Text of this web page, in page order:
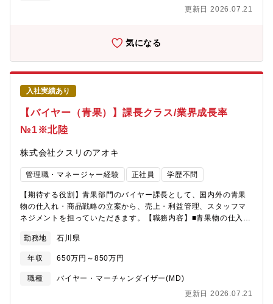
力】■事業拡大期のため様々な職務とポストがございます。■成果
がい、その両立を実現できる働き方をご用意。3つの総合職区分か
ら自分に最適な働き方を選択できます。総合職区分は毎年変更の
申請が可能なためその時々のライフスタイルに合った働き方が可
能。
更新日 2026.07.21
気になる
入社実績あり
【バイヤー（青果）】課長クラス/業界成長率
№1※北陸
株式会社クスリのアオキ
管理職・マネージャー経験 正社員 学歴不問
【期待する役割】青果部門のバイヤー課長として、国内外の青果
物の仕入れ・商品戦略の立案から、売上・利益管理、スタッフマ
ネジメントを担っていただきます。【職務内容】■青果物の仕入
管理（担当規模：100億円クラス）■販売戦略の企画立案■鮮度管
理基準の策定と運用徹底■部門スタッフの教育・マネジメント【当
社の魅力】■事業拡大期のため様々な職務とポストがございます。
■成果に応じた納得感のある公正な評価制度を採用。■働きやすさ
区分から自分に最適な働き方を選択できます。総合職区分は毎年
勤務地 石川県
年収 650万円～850万円
職種
バイヤー・マーチャンダイザー(MD)
更新日 2026.07.21